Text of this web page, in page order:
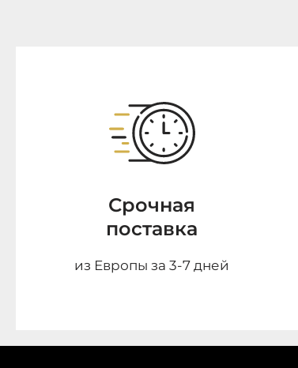
Срочная
поставка
из Европы за 3-7 дней